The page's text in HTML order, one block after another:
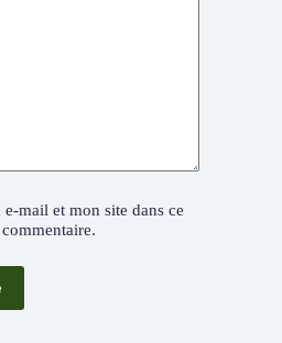
mail et mon site dans ce